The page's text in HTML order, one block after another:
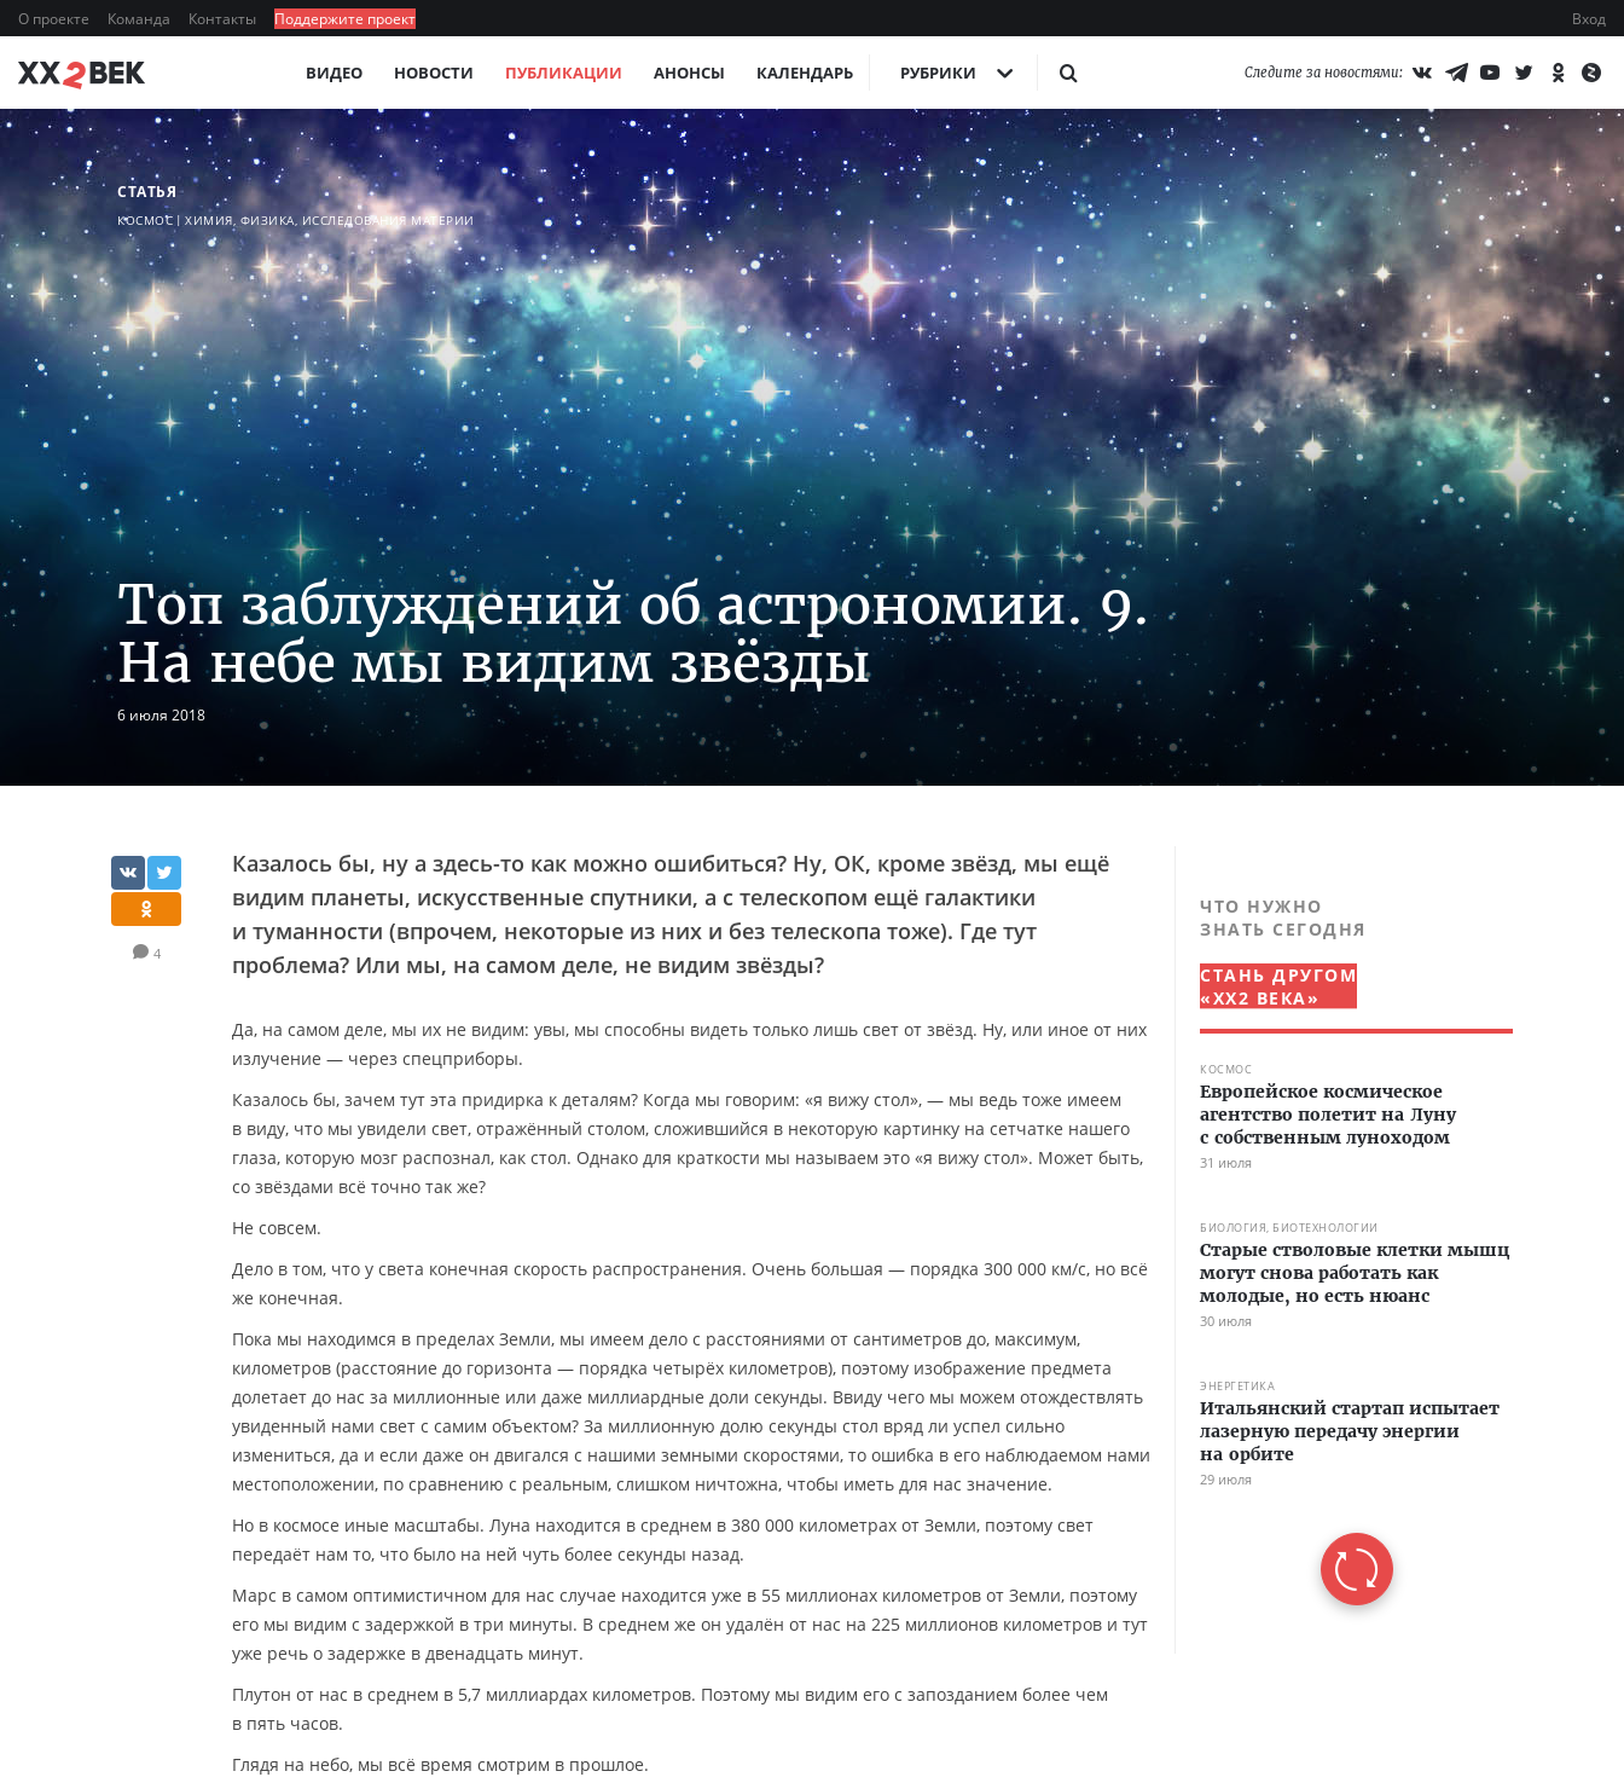
О проекте Команда Контакты Поддержите проект Вход
ВИДЕО НОВОСТИ ПУБЛИКАЦИИ АНОНСЫ КАЛЕНДАРЬ РУБРИКИ Следите за новостями:
СТАТЬЯ
КОСМОС ХИМИЯ, ФИЗИКА, ИССЛЕДОВАНИЯ МАТЕРИИ
Топ заблуждений об астрономии. 9.
На небе мы видим звёзды
6 июля 2018
4
Казалось бы, ну а здесь-то как можно ошибиться? Ну, ОК, кроме звёзд, мы ещё
видим планеты, искусственные спутники, а с телескопом ещё галактики
и туманности (впрочем, некоторые из них и без телескопа тоже). Где тут
проблема? Или мы, на самом деле, не видим звёзды?
Да, на самом деле, мы их не видим: увы, мы способны видеть только лишь свет от звёзд. Ну, или иное от них
излучение — через спецприборы.
Казалось бы, зачем тут эта придирка к деталям? Когда мы говорим: «я вижу стол», — мы ведь тоже имеем
в виду, что мы увидели свет, отражённый столом, сложившийся в некоторую картинку на сетчатке нашего
глаза, которую мозг распознал, как стол. Однако для краткости мы называем это «я вижу стол». Может быть,
со звёздами всё точно так же?
Не совсем.
Дело в том, что у света конечная скорость распространения. Очень большая — порядка 300 000 км/с, но всё
же конечная.
Пока мы находимся в пределах Земли, мы имеем дело с расстояниями от сантиметров до, максимум,
километров (расстояние до горизонта — порядка четырёх километров), поэтому изображение предмета
долетает до нас за миллионные или даже миллиардные доли секунды. Ввиду чего мы можем отождествлять
увиденный нами свет с самим объектом? За миллионную долю секунды стол вряд ли успел сильно
измениться, да и если даже он двигался с нашими земными скоростями, то ошибка в его наблюдаемом нами
местоположении, по сравнению с реальным, слишком ничтожна, чтобы иметь для нас значение.
Но в космосе иные масштабы. Луна находится в среднем в 380 000 километрах от Земли, поэтому свет
передаёт нам то, что было на ней чуть более секунды назад.
Марс в самом оптимистичном для нас случае находится уже в 55 миллионах километров от Земли, поэтому
его мы видим с задержкой в три минуты. В среднем же он удалён от нас на 225 миллионов километров и тут
уже речь о задержке в двенадцать минут.
Плутон от нас в среднем в 5,7 миллиардах километров. Поэтому мы видим его с запозданием более чем
в пять часов.
Глядя на небо, мы всё время смотрим в прошлое.
ЧТО НУЖНО
ЗНАТЬ СЕГОДНЯ
СТАНЬ ДРУГОМ
«XX2 ВЕКА»
КОСМОС
Европейское космическое
агентство полетит на Луну
с собственным луноходом
31 июля
БИОЛОГИЯ, БИОТЕХНОЛОГИИ
Старые стволовые клетки мышц
могут снова работать как
молодые, но есть нюанс
30 июля
ЭНЕРГЕТИКА
Итальянский стартап испытает
лазерную передачу энергии
на орбите
29 июля